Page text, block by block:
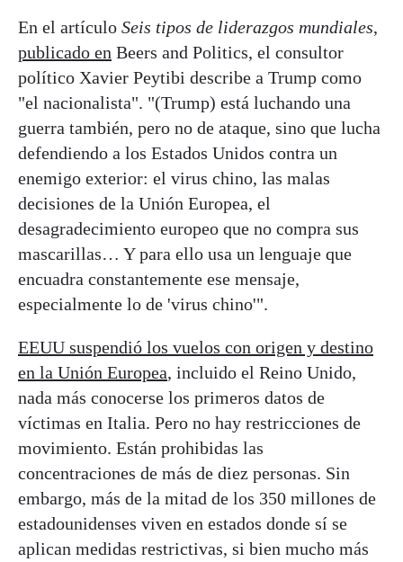
En el artículo Seis tipos de liderazgos mundiales,
publicado en Beers and Politics, el consultor
político Xavier Peytibi describe a Trump como
"el nacionalista". "(Trump) está luchando una
guerra también, pero no de ataque, sino que lucha
defendiendo a los Estados Unidos contra un
enemigo exterior: el virus chino, las malas
decisiones de la Unión Europea, el
desagradecimiento europeo que no compra sus
mascarillas… Y para ello usa un lenguaje que
encuadra constantemente ese mensaje,
especialmente lo de 'virus chino'".
EEUU suspendió los vuelos con origen y destino
en la Unión Europea, incluido el Reino Unido,
nada más conocerse los primeros datos de
víctimas en Italia. Pero no hay restricciones de
movimiento. Están prohibidas las
concentraciones de más de diez personas. Sin
embargo, más de la mitad de los 350 millones de
estadounidenses viven en estados donde sí se
aplican medidas restrictivas, si bien mucho más